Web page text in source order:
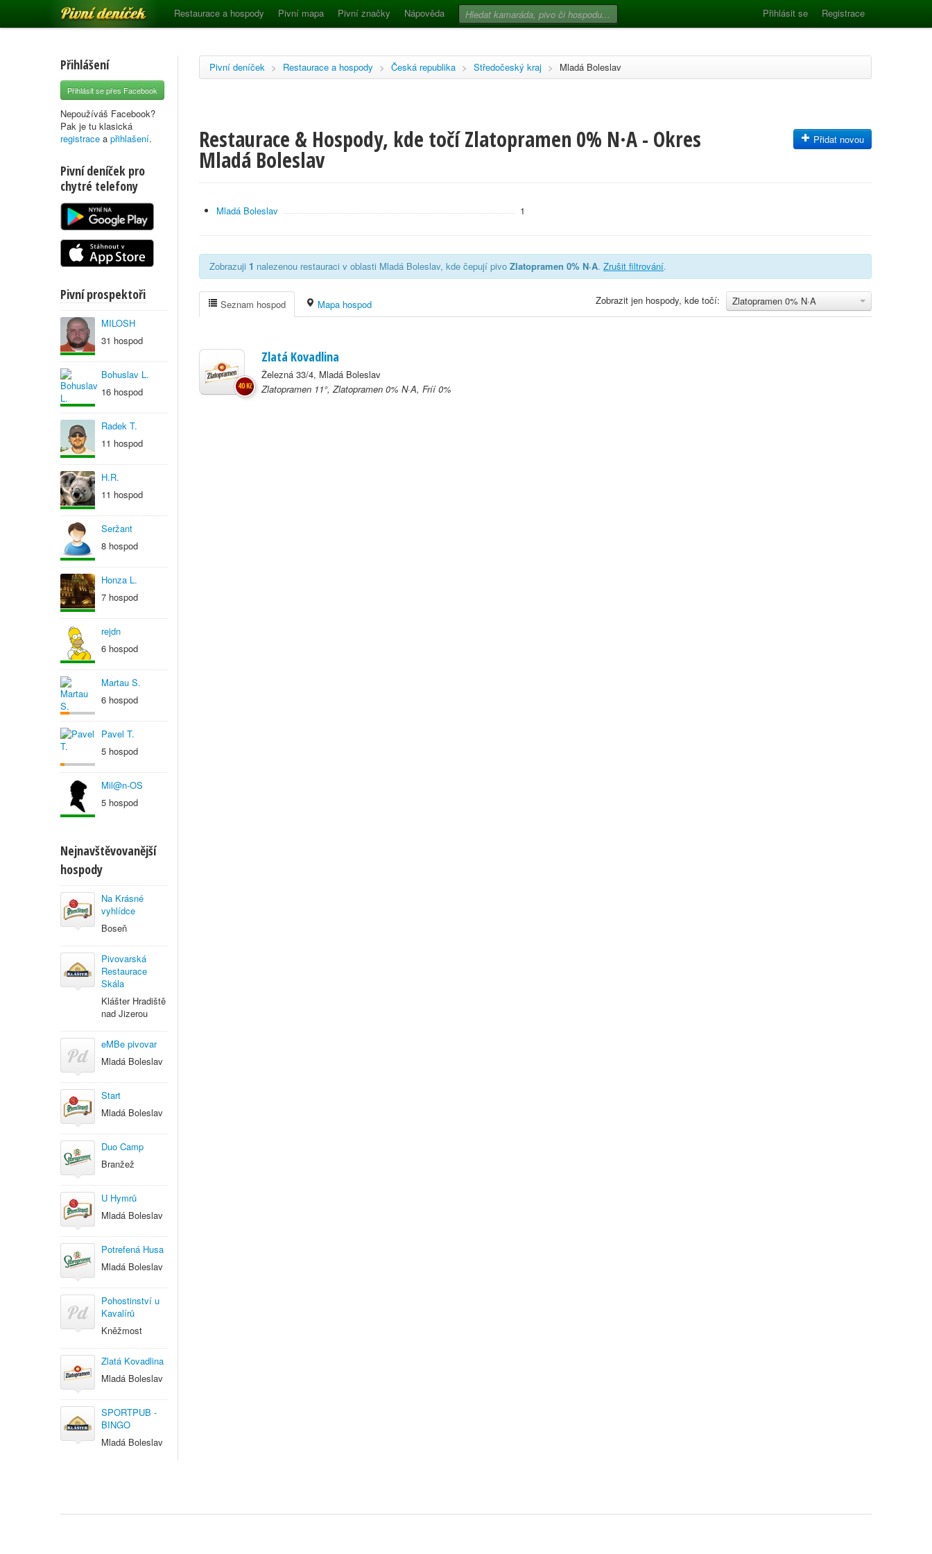
Pivní deníček Restaurace a hospody Pivní mapa Pivní značky Nápověda Přihlásit se Registrace
Přihlášení
Přihlásit se přes Facebook
Nepoužíváš Facebook?
Pak je tu klasická
registrace a přihlašení.
Pivní deníček pro
chytré telefony
Pivní prospektoři
MILOSH
31 hospod
Bohuslav L.
16 hospod
Radek T.
11 hospod
H.R.
11 hospod
Seržant
8 hospod
Honza L.
7 hospod
rejdn
6 hospod
Martau S.
6 hospod
Pavel T.
5 hospod
Mil@n-OS
5 hospod
Nejnavštěvovanější
hospody
Na Krásné
vyhlídce
Boseň
Pivovarská
Restaurace
Skála
Klášter Hradiště
nad Jizerou
eMBe pivovar
Mladá Boleslav
Start
Mladá Boleslav
Duo Camp
Branžež
U Hymrů
Mladá Boleslav
Potrefená Husa
Mladá Boleslav
Pohostinství u
Kavalírů
Kněžmost
Zlatá Kovadlina
Mladá Boleslav
SPORTPUB -
BINGO
Mladá Boleslav
Pivní deníček > Restaurace a hospody > Česká republika > Středočeský kraj > Mladá Boleslav
Restaurace & Hospody, kde točí Zlatopramen 0% N·A - Okres
Mladá Boleslav
Přidat novou
Mladá Boleslav 1
Zobrazuji 1 nalezenou restauraci v oblasti Mladá Boleslav, kde čepují pivo Zlatopramen 0% N·A. Zrušit filtrování.
Zlatopramen 0% N·A
Zobrazit jen hospody, kde točí:
Seznam hospod Mapa hospod
Zlatá Kovadlina
Železná 33/4, Mladá Boleslav
Zlatopramen 11°, Zlatopramen 0% N·A, Fríí 0%
40 Kč